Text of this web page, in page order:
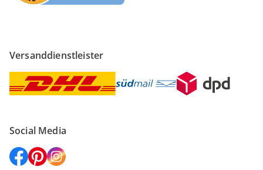
Versanddienstleister
Social Media